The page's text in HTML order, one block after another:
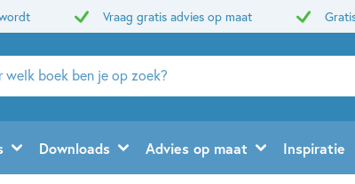
Vraag gratis advies op maat
Downloads Advies op maat Inspiratie